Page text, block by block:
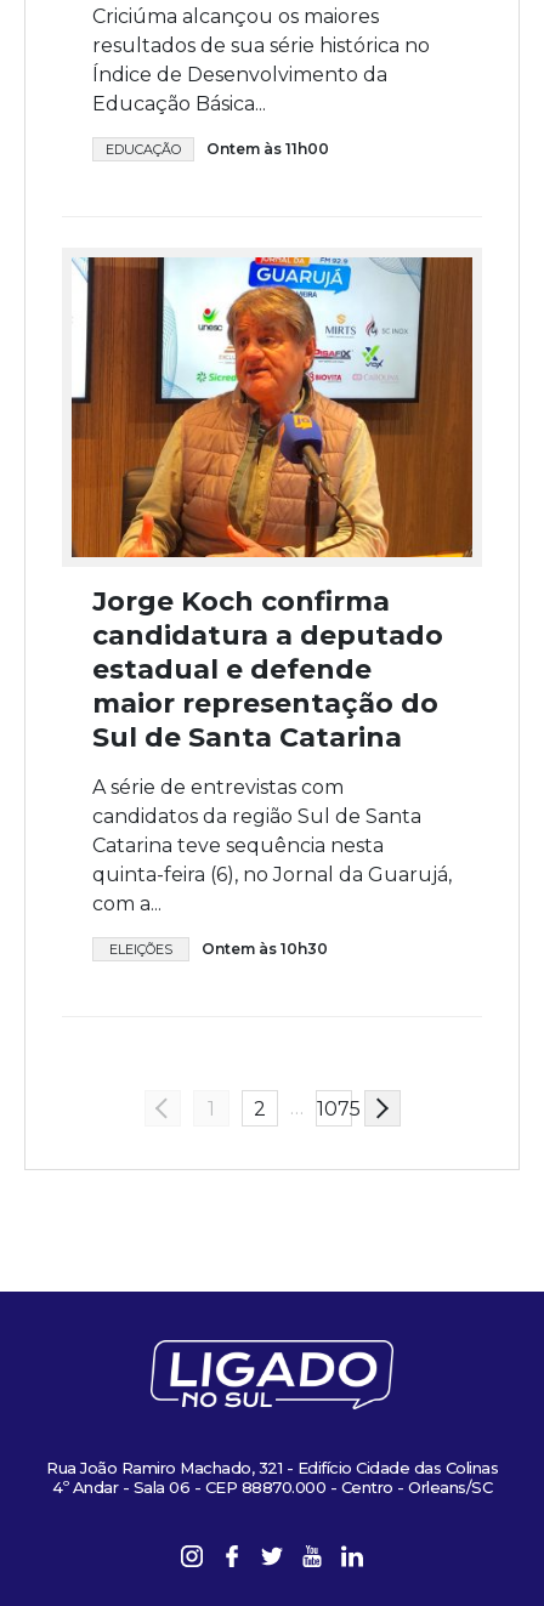
Criciúma alcançou os maiores
resultados de sua série histórica no
Índice de Desenvolvimento da
Educação Básica...
EDUCAÇÃO Ontem às 11h00
Jorge Koch confirma
candidatura a deputado
estadual e defende
maior representação do
Sul de Santa Catarina
A série de entrevistas com
candidatos da região Sul de Santa
Catarina teve sequência nesta
quinta-feira (6), no Jornal da Guarujá,
com a...
ELEIÇÕES Ontem às 10h30
1 2 … 1075
Rua João Ramiro Machado, 321 - Edifício Cidade das Colinas
4º Andar - Sala 06 - CEP 88870.000 - Centro - Orleans/SC